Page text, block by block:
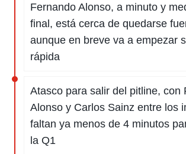
Fernando Alonso, a minuto y
final, está cerca de quedarse
aunque en breve va a empezar
rápida
Atasco para salir del pitline, con
Alonso y Carlos Sainz entre los
faltan ya menos de 4 minutos
la Q1